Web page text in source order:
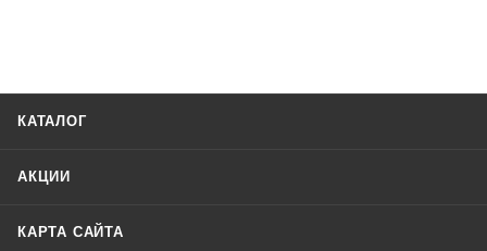
КАТАЛОГ
АКЦИИ
КАРТА САЙТА